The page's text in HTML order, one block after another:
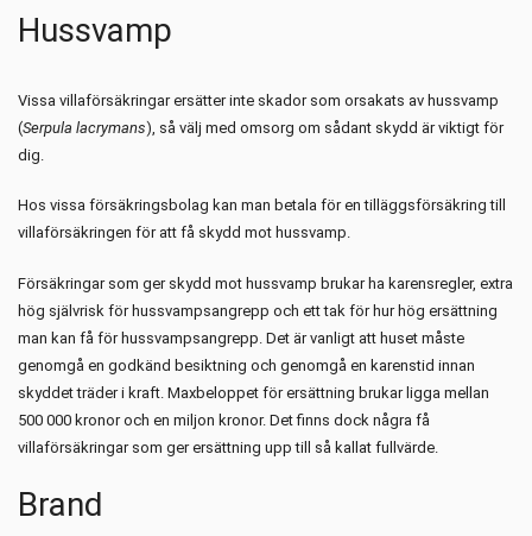
Hussvamp
Vissa villaförsäkringar ersätter inte skador som orsakats av hussvamp
(Serpula lacrymans), så välj med omsorg om sådant skydd är viktigt för
dig.
Hos vissa försäkringsbolag kan man betala för en tilläggsförsäkring till
villaförsäkringen för att få skydd mot hussvamp.
Försäkringar som ger skydd mot hussvamp brukar ha karensregler, extra
hög självrisk för hussvampsangrepp och ett tak för hur hög ersättning
man kan få för hussvampsangrepp. Det är vanligt att huset måste
genomgå en godkänd besiktning och genomgå en karenstid innan
skyddet träder i kraft. Maxbeloppet för ersättning brukar ligga mellan
500 000 kronor och en miljon kronor. Det finns dock några få
villaförsäkringar som ger ersättning upp till så kallat fullvärde.
Brand